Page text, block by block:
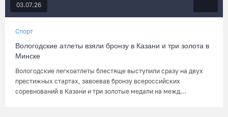
03.07.26
Спорт
Вологодские атлеты взяли бронзу в Казани и три золота в
Минске
Вологодские легкоатлеты блестяще выступили сразу на двух
престижных стартах, завоевав бронзу всероссийских
соревнований в Казани и три золотые медали на межд...